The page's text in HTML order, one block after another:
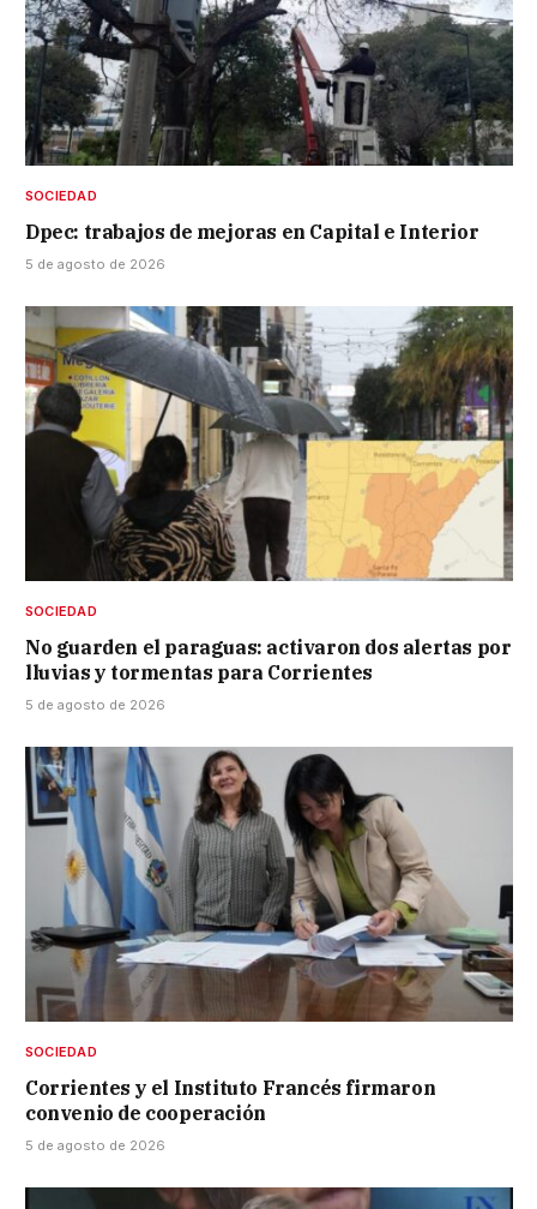
SOCIEDAD
Dpec: trabajos de mejoras en Capital e Interior
5 de agosto de 2026
SOCIEDAD
No guarden el paraguas: activaron dos alertas por
lluvias y tormentas para Corrientes
5 de agosto de 2026
SOCIEDAD
Corrientes y el Instituto Francés firmaron
convenio de cooperación
5 de agosto de 2026